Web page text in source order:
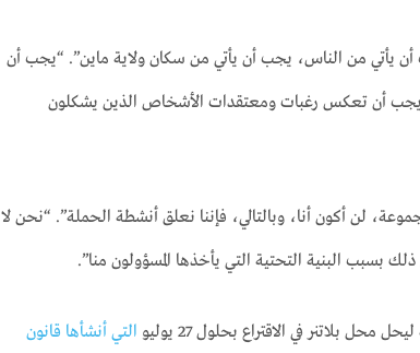
يأتي من الناس، يجب أن يأتي من سكان ولاية ماين”. “يجب أن
أن تعكس رغبات ومعتقدات الأشخاص الذين يشكلون
لن أكون أنا، وبالتالي، فإننا نعلق أنشطة الحملة”. “نحن لا
البنية التحتية التي يأخذها المسؤولون منا”.
بلاتنر في الاقتراع بحلول 27 يوليو
التي أنشأها قانون